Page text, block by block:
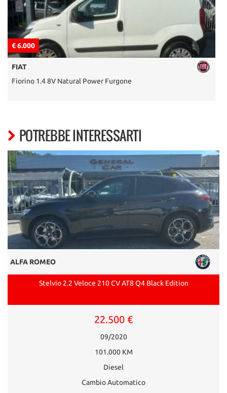
€ 6.000
FIAT
Fiorino 1.4 8V Natural Power Furgone
POTREBBE INTERESSARTI
ALFA ROMEO
Stelvio 2.2 Veloce 210 CV AT8 Q4 Black Edition
22.500 €
09/2020
101.000 KM
Diesel
Cambio Automatico